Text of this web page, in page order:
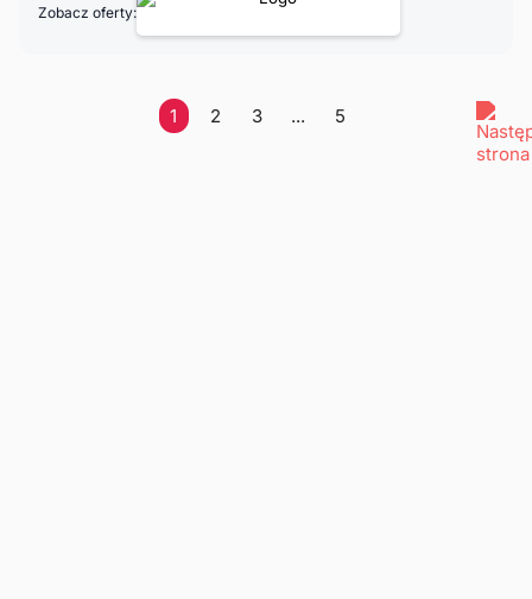
Zobacz oferty:
1 2 3 ... 5